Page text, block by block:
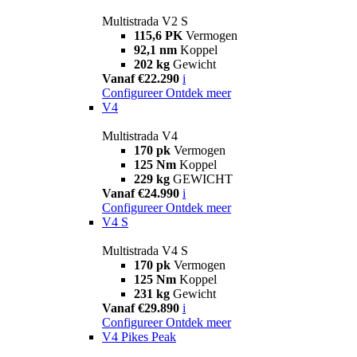
Multistrada V2 S
115,6 PK Vermogen
92,1 nm Koppel
202 kg Gewicht
Vanaf €22.290 i
Configureer Ontdek meer
V4
Multistrada V4
170 pk Vermogen
125 Nm Koppel
229 kg GEWICHT
Vanaf €24.990 i
Configureer Ontdek meer
V4 S
Multistrada V4 S
170 pk Vermogen
125 Nm Koppel
231 kg Gewicht
Vanaf €29.890 i
Configureer Ontdek meer
V4 Pikes Peak